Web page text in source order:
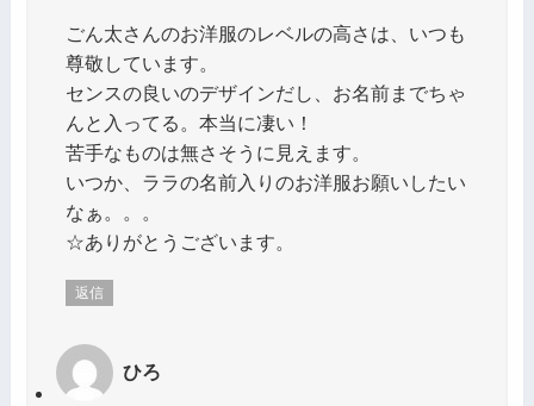
ごん太さんのお洋服のレベルの高さは、いつも
尊敬しています。
センスの良いのデザインだし、お名前までちゃ
んと入ってる。本当に凄い！
苦手なものは無さそうに見えます。
いつか、ララの名前入りのお洋服お願いしたい
なぁ。。。
☆ありがとうございます。
返信
ひろ